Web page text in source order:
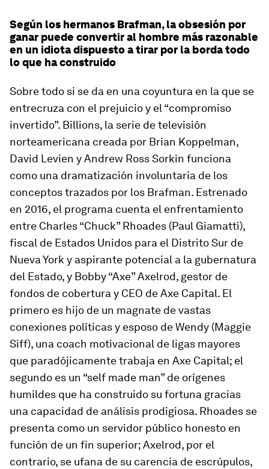
Según los hermanos Brafman, la obsesión por
ganar puede convertir al hombre más razonable
en un idiota dispuesto a tirar por la borda todo
lo que ha construido
Sobre todo si se da en una coyuntura en la que se
entrecruza con el prejuicio y el “compromiso
invertido”. Billions, la serie de televisión
norteamericana creada por Brian Koppelman,
David Levien y Andrew Ross Sorkin funciona
como una dramatización involuntaria de los
conceptos trazados por los Brafman. Estrenado
en 2016, el programa cuenta el enfrentamiento
entre Charles “Chuck” Rhoades (Paul Giamatti),
fiscal de Estados Unidos para el Distrito Sur de
Nueva York y aspirante potencial a la gubernatura
del Estado, y Bobby “Axe” Axelrod, gestor de
fondos de cobertura y CEO de Axe Capital. El
primero es hijo de un magnate de vastas
conexiones políticas y esposo de Wendy (Maggie
Siff), una coach motivacional de ligas mayores
que paradójicamente trabaja en Axe Capital; el
segundo es un “self made man” de orígenes
humildes que ha construido su fortuna gracias
una capacidad de análisis prodigiosa. Rhoades se
presenta como un servidor público honesto en
función de un fin superior; Axelrod, por el
contrario, se ufana de su carencia de escrúpulos,